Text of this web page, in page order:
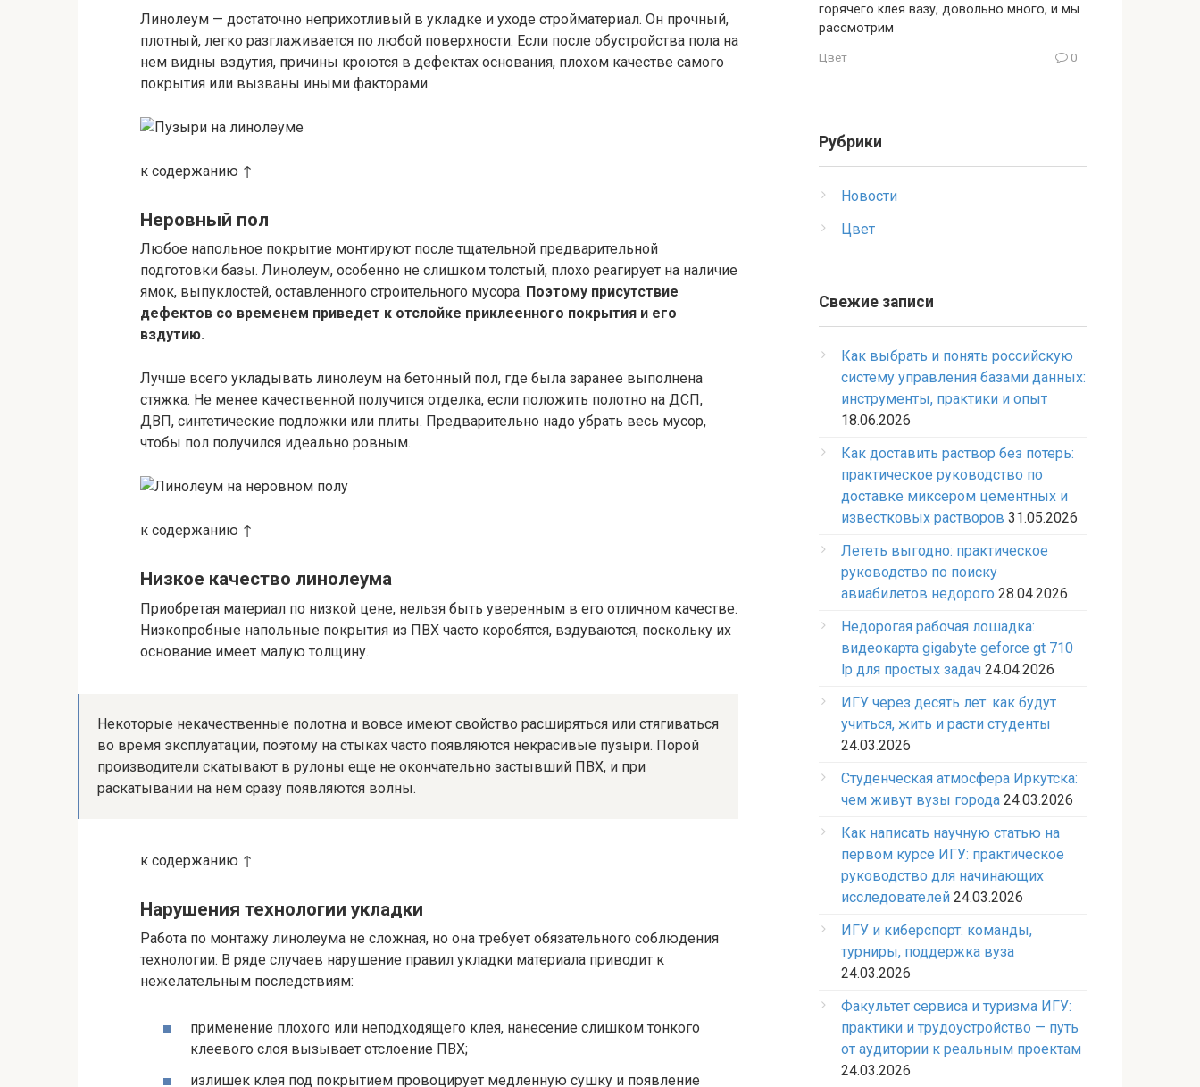
Линолеум — достаточно неприхотливый в укладке и уходе стройматериал. Он прочный,
плотный, легко разглаживается по любой поверхности. Если после обустройства пола на
нем видны вздутия, причины кроются в дефектах основания, плохом качестве самого
покрытия или вызваны иными факторами.
к содержанию ↑
Неровный пол
Любое напольное покрытие монтируют после тщательной предварительной
подготовки базы. Линолеум, особенно не слишком толстый, плохо реагирует на наличие
ямок, выпуклостей, оставленного строительного мусора. Поэтому присутствие
дефектов со временем приведет к отслойке приклеенного покрытия и его
вздутию.
Лучше всего укладывать линолеум на бетонный пол, где была заранее выполнена
стяжка. Не менее качественной получится отделка, если положить полотно на ДСП,
ДВП, синтетические подложки или плиты. Предварительно надо убрать весь мусор,
чтобы пол получился идеально ровным.
к содержанию ↑
Низкое качество линолеума
Приобретая материал по низкой цене, нельзя быть уверенным в его отличном качестве.
Низкопробные напольные покрытия из ПВХ часто коробятся, вздуваются, поскольку их
основание имеет малую толщину.
Некоторые некачественные полотна и вовсе имеют свойство расширяться или стягиваться
во время эксплуатации, поэтому на стыках часто появляются некрасивые пузыри. Порой
производители скатывают в рулоны еще не окончательно застывший ПВХ, и при
раскатывании на нем сразу появляются волны.
к содержанию ↑
Нарушения технологии укладки
Работа по монтажу линолеума не сложная, но она требует обязательного соблюдения
технологии. В ряде случаев нарушение правил укладки материала приводит к
нежелательным последствиям:
применение плохого или неподходящего клея, нанесение слишком тонкого
клеевого слоя вызывает отслоение ПВХ;
излишек клея под покрытием провоцирует медленную сушку и появление
горячего клея вазу, довольно много, и мы
рассмотрим
Цвет 0
Рубрики
Новости
Цвет
Свежие записи
Как выбрать и понять российскую
систему управления базами данных:
инструменты, практики и опыт
18.06.2026
Как доставить раствор без потерь:
практическое руководство по
доставке миксером цементных и
известковых растворов 31.05.2026
Лететь выгодно: практическое
руководство по поиску
авиабилетов недорого 28.04.2026
Недорогая рабочая лошадка:
видеокарта gigabyte geforce gt 710
lp для простых задач 24.04.2026
ИГУ через десять лет: как будут
учиться, жить и расти студенты
24.03.2026
Студенческая атмосфера Иркутска:
чем живут вузы города 24.03.2026
Как написать научную статью на
первом курсе ИГУ: практическое
руководство для начинающих
исследователей 24.03.2026
ИГУ и киберспорт: команды,
турниры, поддержка вуза
24.03.2026
Факультет сервиса и туризма ИГУ:
практики и трудоустройство — путь
от аудитории к реальным проектам
24.03.2026